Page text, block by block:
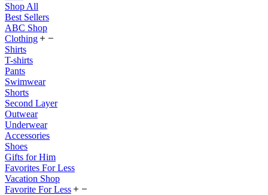
Shop All
Best Sellers
ABC Shop
Clothing
Shirts
T-shirts
Pants
Swimwear
Shorts
Second Layer
Outwear
Underwear
Accessories
Shoes
Gifts for Him
Favorites For Less
Vacation Shop
Favorite For Less